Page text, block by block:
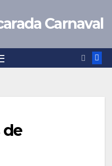
Carnaval
de